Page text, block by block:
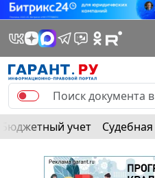
Бюджетный учет